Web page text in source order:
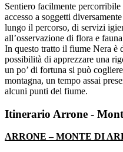
Sentiero facilmente
accesso a soggetti
lungo il percorso, di servizi
all’osservazione di flora e
In questo tratto il fiume Nera è
possibilità di apprezzare una
un po’ di fortuna si può
montagna, un tempo assai
alcuni punti del fiume.
Itinerario Arrone -
ARRONE – MONTE DI